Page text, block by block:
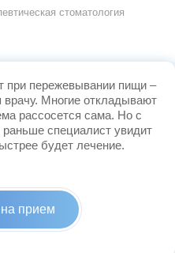
стоматология
при пережевывании пищи –
врачу. Многие откладывают
рассосется сама. Но с
специалист увидит
будет лечение.
прием